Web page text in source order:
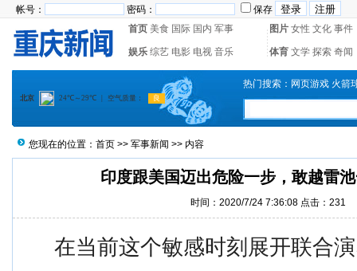
帐号： 密码：
保存
首页 美食 国际 国内 军事 图片 女性 文化 事件
娱乐 综艺 电影 电视 音乐 体育 文学 探索 奇闻
热门搜索： 网页游戏 火箭
您现在的位置： 首页 >> 军事新闻 >> 内容
印度跟美国迈出危险一步，敢越雷
时间：2020/7/24 7:36:08 点击： 231
在当前这个敏感时刻展开联合